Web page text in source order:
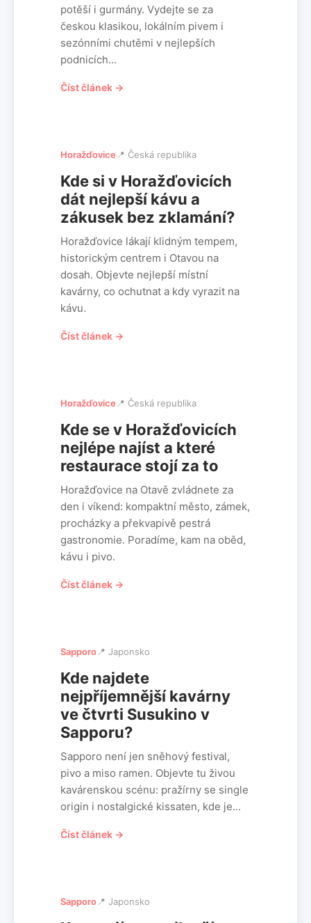
potěší i gurmány. Vydejte se za
českou klasikou, lokálním pivem i
sezónními chutěmi v nejlepších
podnicích...
Číst článek →
Horažďovice 📍 Česká republika
Kde si v Horažďovicích
dát nejlepší kávu a
zákusek bez zklamání?
Horažďovice lákají klidným tempem,
historickým centrem i Otavou na
dosah. Objevte nejlepší místní
kavárny, co ochutnat a kdy vyrazit na
kávu.
Číst článek →
Horažďovice 📍 Česká republika
Kde se v Horažďovicích
nejlépe najíst a které
restaurace stojí za to
Horažďovice na Otavě zvládnete za
den i víkend: kompaktní město, zámek,
procházky a překvapivě pestrá
gastronomie. Poradíme, kam na oběd,
kávu i pivo.
Číst článek →
Sapporo📍 Japonsko
Kde najdete
nejpříjemnější kavárny
ve čtvrti Susukino v
Sapporu?
Sapporo není jen sněhový festival,
pivo a miso ramen. Objevte tu živou
kavárenskou scénu: pražírny se single
origin i nostalgické kissaten, kde je...
Číst článek →
Sapporo📍 Japonsko